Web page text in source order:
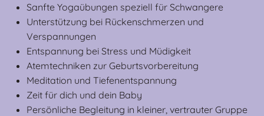
Sanfte Yogaübungen speziell für Schwangere
Unterstützung bei Rückenschmerzen und
Verspannungen
Entspannung bei Stress und Müdigkeit
Atemtechniken zur Geburtsvorbereitung
Meditation und Tiefenentspannung
Zeit für dich und dein Baby
Persönliche Begleitung in kleiner, vertrauter Gruppe